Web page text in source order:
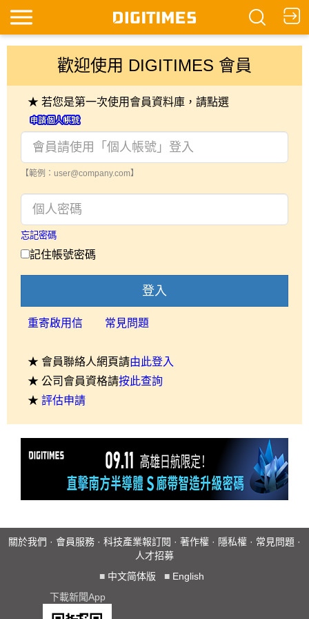
歡迎使用 DIGITIMES 會員
★ 若您是第一次使用會員資料庫，請點選
【範例：user@company.com】
忘記密碼
記住帳號密碼
登入
重寄啟用信 常見問題
★ 會員聯絡人網頁請由此登入
★ 公司會員資格請按此查詢
★ 評估申請
關於我們 · 會員服務 · 科技產業報訂閱 · 著作權 · 隱私權 · 常見問題 ·
人才招募
■ 中文简体版 ■ English
下載新聞App